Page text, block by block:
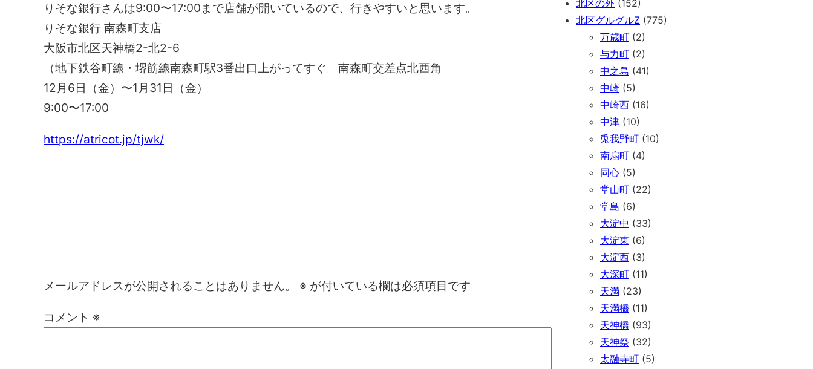
りそな銀行さんは9:00〜17:00まで店舗が開いているので、行きやすいと思います。
りそな銀行 南森町支店
大阪市北区天神橋2-北2-6
（地下鉄谷町線・堺筋線南森町駅3番出口上がってすぐ。南森町交差点北西角
12月6日（金）〜1月31日（金）
9:00〜17:00
https://atricot.jp/tjwk/
メールアドレスが公開されることはありません。 ※ が付いている欄は必須項目です
コメント ※
北区の外 (152)
北区グルグルZ (775)
万歳町 (2)
与力町 (2)
中之島 (41)
中崎 (5)
中崎西 (16)
中津 (10)
兎我野町 (10)
南扇町 (4)
同心 (5)
堂山町 (22)
堂島 (6)
大淀中 (33)
大淀東 (6)
大淀西 (3)
大深町 (11)
天満 (23)
天満橋 (11)
天神橋 (93)
天神祭 (32)
太融寺町 (5)